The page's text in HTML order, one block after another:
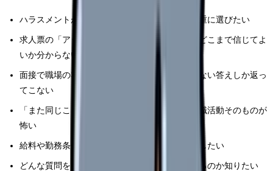
ハラスメントが原因で前の職場を辞め、次は慎重に選びたい
求人票の「アットホーム」「人間関係良好」をどこまで信じてよ
いか分からない
面接で職場の雰囲気を聞いても、当たり障りのない答えしか返っ
てこない
「また同じことが起きたらどうしよう」と、転職活動そのものが
怖い
給料や勤務条件より、安心して働けるかを優先したい
どんな質問をすれば、職場の本当の体制が見えるのか知りたい